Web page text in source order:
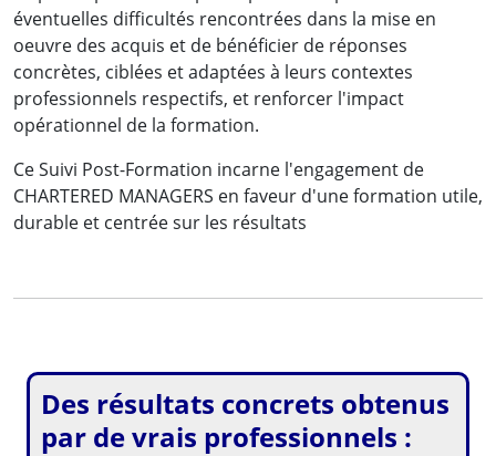
éventuelles difficultés rencontrées dans la mise en
oeuvre des acquis et de bénéficier de réponses
concrètes, ciblées et adaptées à leurs contextes
professionnels respectifs, et renforcer l'impact
opérationnel de la formation.
Ce Suivi Post-Formation incarne l'engagement de
CHARTERED MANAGERS en faveur d'une formation utile,
durable et centrée sur les résultats
Des résultats concrets obtenus
par de vrais professionnels :